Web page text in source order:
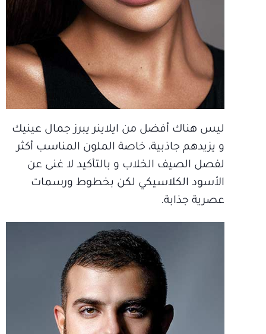
ليس هناك أفضل من ايلاينر يبرز جمال عينيك
و يزيدهم جاذبية، خاصة الملون المناسب أكثر
لفصل الصيف الخلاب و بالتأكيد لا غنى عن
الأسود الكلاسيكي لكن بخطوط ورسمات
عصرية جذابة.